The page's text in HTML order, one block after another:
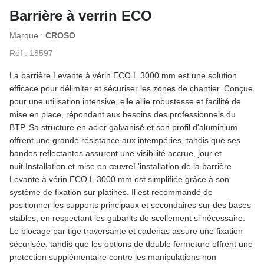
Barrière à verrin ECO
Marque : CROSO
Réf : 18597
La barrière Levante à vérin ECO L.3000 mm est une solution
efficace pour délimiter et sécuriser les zones de chantier. Conçue
pour une utilisation intensive, elle allie robustesse et facilité de
mise en place, répondant aux besoins des professionnels du
BTP. Sa structure en acier galvanisé et son profil d'aluminium
offrent une grande résistance aux intempéries, tandis que ses
bandes reflectantes assurent une visibilité accrue, jour et
nuit.Installation et mise en œuvreL'installation de la barrière
Levante à vérin ECO L.3000 mm est simplifiée grâce à son
système de fixation sur platines. Il est recommandé de
positionner les supports principaux et secondaires sur des bases
stables, en respectant les gabarits de scellement si nécessaire.
Le blocage par tige traversante et cadenas assure une fixation
sécurisée, tandis que les options de double fermeture offrent une
protection supplémentaire contre les manipulations non
liens ci-dessous pour retrouver votre chemin.